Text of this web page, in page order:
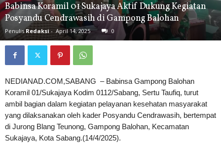
Babinsa Koramil 01 Sukajaya Aktif Dukung Kegiatan
Posyandu Cendrawasih di Gampong Balohan
Penulis Redaksi - April 14, 2025 0
NEDIANAD.COM,SABANG – Babinsa Gampong Balohan
Koramil 01/Sukajaya Kodim 0112/Sabang, Sertu Taufiq, turut
ambil bagian dalam kegiatan pelayanan kesehatan masyarakat
yang dilaksanakan oleh kader Posyandu Cendrawasih, bertempat
di Jurong Blang Teunong, Gampong Balohan, Kecamatan
Sukajaya, Kota Sabang.(14/4/2025).